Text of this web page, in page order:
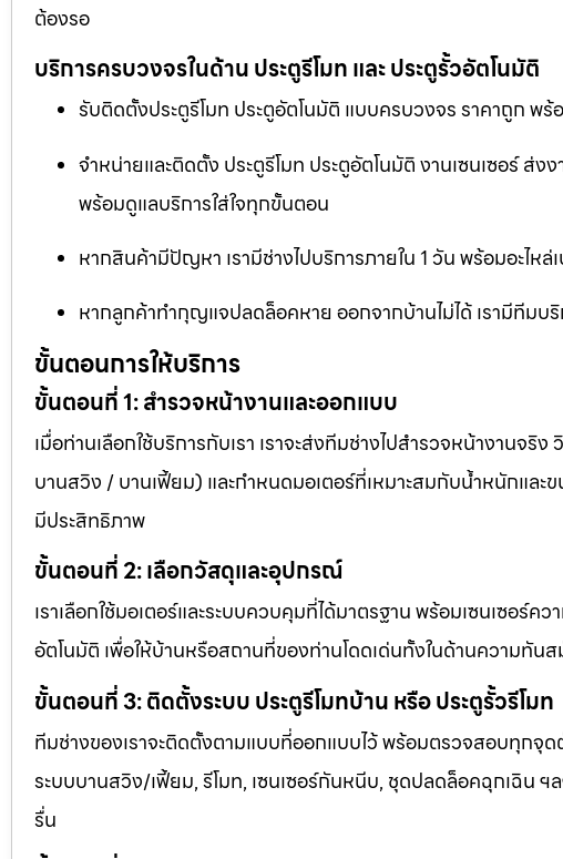
ต้องรอ
บริการครบวงจรในด้าน ประตูรีโมท และ ประตูรั้วอัตโนมัติ
รับติดตั้งประตูรีโมท ประตูอัตโนมัติ แบบครบวงจร ราคาถูก พร้
จำหน่ายและติดตั้ง ประตูรีโมท ประตูอัตโนมัติ งานเซนเซอร์
พร้อมดูแลบริการใส่ใจทุกขั้นตอน
หากสินค้ามีปัญหา เรามีช่างไปบริการภายใน 1 วัน พร้อมอะไห
หากลูกค้าทำกุญแจปลดล็อคหาย ออกจากบ้านไม่ได้ เรามีทีมบ
ขั้นตอนการให้บริการ
ขั้นตอนที่ 1: สำรวจหน้างานและออกแบบ
เมื่อท่านเลือกใช้บริการกับเรา เราจะส่งทีมช่างไปสำรวจหน้างานจ
บานสวิง / บานเฟี้ยม) และกำหนดมอเตอร์ที่เหมาะสมกับน้ำหนักและข
มีประสิทธิภาพ
ขั้นตอนที่ 2: เลือกวัสดุและอุปกรณ์
เราเลือกใช้มอเตอร์และระบบควบคุมที่ได้มาตรฐาน พร้อมเซนเซอ
อัตโนมัติ เพื่อให้บ้านหรือสถานที่ของท่านโดดเด่นทั้งในด้านความทัน
ขั้นตอนที่ 3: ติดตั้งระบบ ประตูรีโมทบ้าน หรือ ประตูรั้วรีโมท
ทีมช่างของเราจะติดตั้งตามแบบที่ออกแบบไว้ พร้อมตรวจสอบทุกจุด
ระบบบานสวิง/เฟี้ยม, รีโมท, เซนเซอร์กันหนีบ, ชุดปลดล็อคฉุกเฉิน ฯ
รื่น